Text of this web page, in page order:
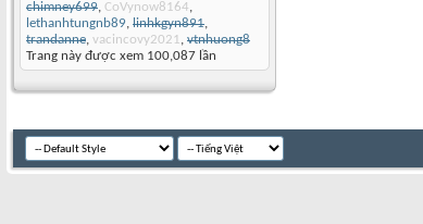
chimney699, CoVynow8164,
lethanhtungnb89, linhkgyn891,
trandanne, vacincovy2021, vtnhuong8
Trang này được xem 100,087 lần